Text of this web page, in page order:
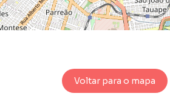
Voltar para o mapa